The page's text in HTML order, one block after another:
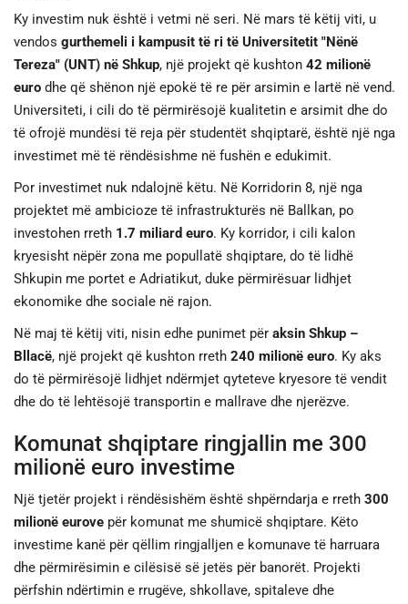
Ky investim nuk është i vetmi në seri. Në mars të këtij viti, u
vendos gurthemeli i kampusit të ri të Universitetit "Nënë
Tereza" (UNT) në Shkup, një projekt që kushton 42 milionë
euro dhe që shënon një epokë të re për arsimin e lartë në vend.
Universiteti, i cili do të përmirësojë kualitetin e arsimit dhe do
të ofrojë mundësi të reja për studentët shqiptarë, është një nga
investimet më të rëndësishme në fushën e edukimit.
Por investimet nuk ndalojnë këtu. Në Korridorin 8, një nga
projektet më ambicioze të infrastrukturës në Ballkan, po
investohen rreth 1.7 miliard euro. Ky korridor, i cili kalon
kryesisht nëpër zona me popullatë shqiptare, do të lidhë
Shkupin me portet e Adriatikut, duke përmirësuar lidhjet
ekonomike dhe sociale në rajon.
Në maj të këtij viti, nisin edhe punimet për aksin Shkup –
Bllacë, një projekt që kushton rreth 240 milionë euro. Ky aks
do të përmirësojë lidhjet ndërmjet qyteteve kryesore të vendit
dhe do të lehtësojë transportin e mallrave dhe njerëzve.
Komunat shqiptare ringjallin me 300
milionë euro investime
Një tjetër projekt i rëndësishëm është shpërndarja e rreth 300
milionë eurove për komunat me shumicë shqiptare. Këto
investime kanë për qëllim ringjalljen e komunave të harruara
dhe përmirësimin e cilësisë së jetës për banorët. Projekti
përfshin ndërtimin e rrugëve, shkollave, spitaleve dhe